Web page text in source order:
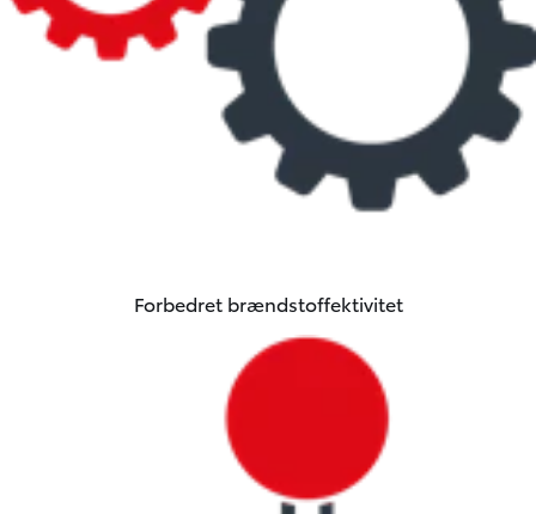
Forbedret brændstoffektivitet